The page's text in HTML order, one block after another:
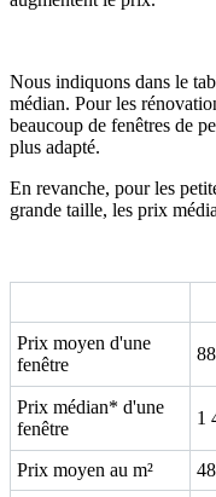
Nous indiquons dans le
médian. Pour les
beaucoup de fenêtres de
plus adapté.
En revanche, pour les
grande taille, les prix
Prix moyen d'une
fenêtre
Prix médian* d'une
fenêtre
1
Prix moyen au m²